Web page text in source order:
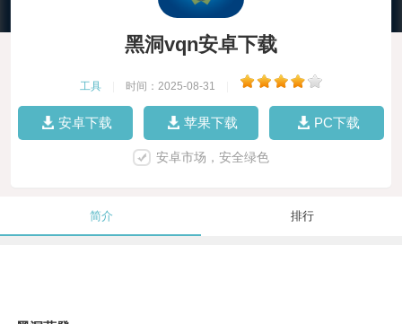
黑洞vqn安卓下载
工具 时间：2025-08-31
安卓下载 苹果下载 PC下载
安卓市场，安全绿色
简介 排行